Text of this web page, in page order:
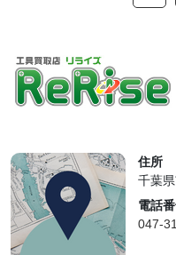
住所
千葉
電話
047-